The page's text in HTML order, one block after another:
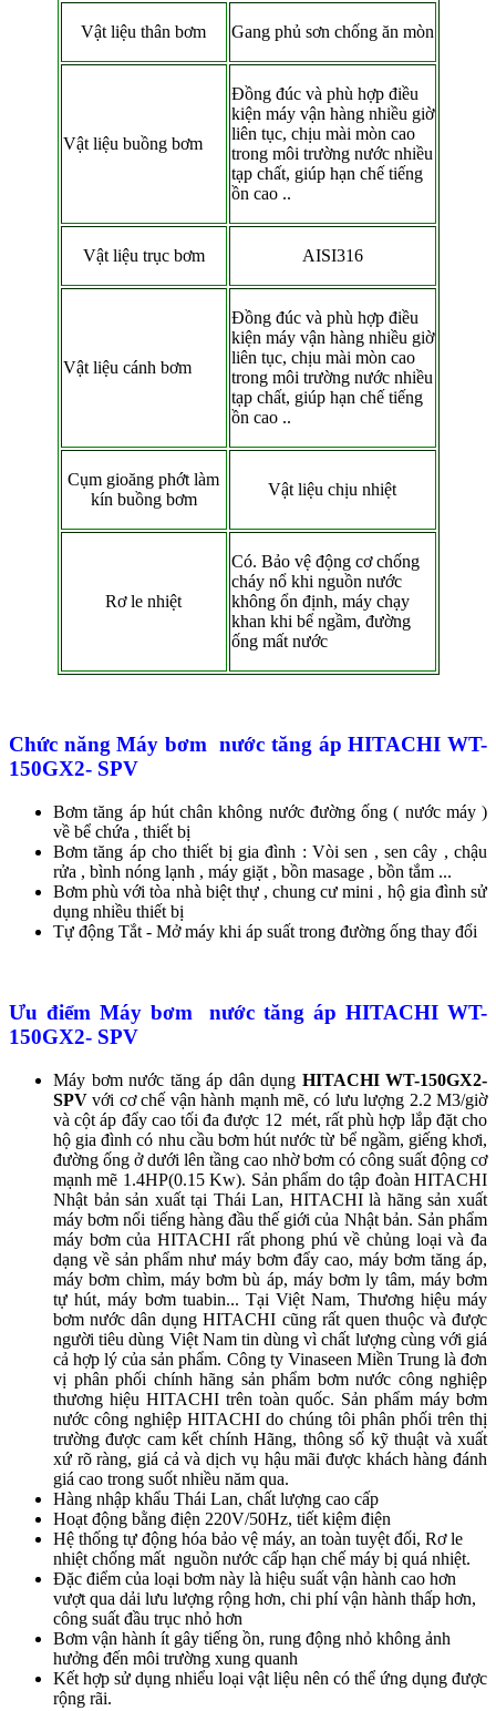
Vật liệu thân bơm Gang phủ sơn chống ăn mòn
Vật liệu buồng bơm
Đồng đúc và phù hợp điều
kiện máy vận hàng nhiều giờ
liên tục, chịu mài mòn cao
trong môi trường nước nhiều
tạp chất, giúp hạn chế tiếng
ồn cao ..
Vật liệu trục bơm AISI316
Vật liệu cánh bơm
Đồng đúc và phù hợp điều
kiện máy vận hàng nhiều giờ
liên tục, chịu mài mòn cao
trong môi trường nước nhiều
tạp chất, giúp hạn chế tiếng
ồn cao ..
Cụm gioăng phớt làm
kín buồng bơm
Vật liệu chịu nhiệt
Rơ le nhiệt
Có. Bảo vệ động cơ chống
cháy nổ khi nguồn nước
không ổn định, máy chạy
khan khi bể ngầm, đường
ống mất nước
Chức năng Máy bơm nước tăng áp HITACHI WT-
150GX2- SPV
Bơm tăng áp hút chân không nước đường ống ( nước máy )
về bể chứa , thiết bị
Bơm tăng áp cho thiết bị gia đình : Vòi sen , sen cây , chậu
rửa , bình nóng lạnh , máy giặt , bồn masage , bồn tắm ...
Bơm phù với tòa nhà biệt thự , chung cư mini , hộ gia đình sử
dụng nhiều thiết bị
Tự động Tắt - Mở máy khi áp suất trong đường ống thay đổi
Ưu điểm Máy bơm nước tăng áp HITACHI WT-
150GX2- SPV
Máy bơm nước tăng áp dân dụng HITACHI WT-150GX2-
SPV với cơ chế vận hành mạnh mẽ, có lưu lượng 2.2 M3/giờ
và cột áp đẩy cao tối đa được 12 mét, rất phù hợp lắp đặt cho
hộ gia đình có nhu cầu bơm hút nước từ bể ngầm, giếng khơi,
đường ống ở dưới lên tầng cao nhờ bơm có công suất động cơ
mạnh mẽ 1.4HP(0.15 Kw). Sản phẩm do tập đoàn HITACHI
Nhật bản sản xuất tại Thái Lan, HITACHI là hãng sản xuất
máy bơm nổi tiếng hàng đầu thế giới của Nhật bản. Sản phẩm
máy bơm của HITACHI rất phong phú về chủng loại và đa
dạng về sản phẩm như máy bơm đẩy cao, máy bơm tăng áp,
máy bơm chìm, máy bơm bù áp, máy bơm ly tâm, máy bơm
tự hút, máy bơm tuabin... Tại Việt Nam, Thương hiệu máy
bơm nước dân dụng HITACHI cũng rất quen thuộc và được
người tiêu dùng Việt Nam tin dùng vì chất lượng cùng với giá
cả hợp lý của sản phẩm. Công ty Vinaseen Miền Trung là đơn
vị phân phối chính hãng sản phẩm bơm nước công nghiệp
thương hiệu HITACHI trên toàn quốc. Sản phẩm máy bơm
nước công nghiệp HITACHI do chúng tôi phân phối trên thị
trường được cam kết chính Hãng, thông số kỹ thuật và xuất
xứ rõ ràng, giá cả và dịch vụ hậu mãi được khách hàng đánh
giá cao trong suốt nhiều năm qua.
Hàng nhập khẩu Thái Lan, chất lượng cao cấp
Hoạt động bằng điện 220V/50Hz, tiết kiệm điện
Hệ thống tự động hóa bảo vệ máy, an toàn tuyệt đối, Rơ le
nhiệt chống mất nguồn nước cấp hạn chế máy bị quá nhiệt.
Đặc điểm của loại bơm này là hiệu suất vận hành cao hơn
vượt qua dải lưu lượng rộng hơn, chi phí vận hành thấp hơn,
công suất đầu trục nhỏ hơn
Bơm vận hành ít gây tiếng ồn, rung động nhỏ không ảnh
hưởng đến môi trường xung quanh
Kết hợp sử dụng nhiểu loại vật liệu nên có thể ứng dụng được
rộng rãi.​